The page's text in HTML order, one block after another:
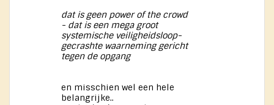
dat is geen power of the crowd
- dat is een mega groot
systemische veiligheidsloop-
gecrashte waarneming gericht
tegen de opgang
en misschien wel een hele
belangrijke..